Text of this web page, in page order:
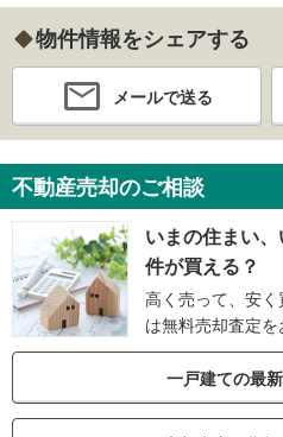
物件情報をシェアする
メールで送る
不動産売却のご相談
いまの住まい
件が買える？
高く売って、安
は無料売却査定を
一戸建ての最